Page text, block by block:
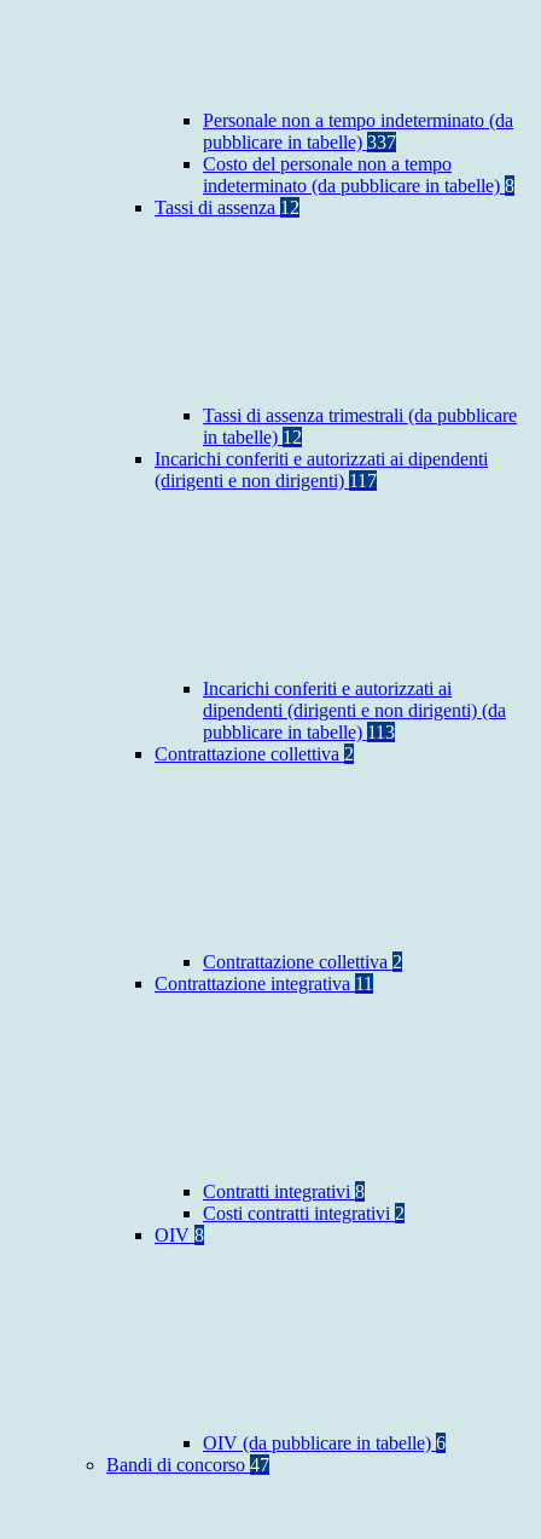
Personale non a tempo indeterminato (da
pubblicare in tabelle) 337
Costo del personale non a tempo
indeterminato (da pubblicare in tabelle) 8
Tassi di assenza 12
Tassi di assenza trimestrali (da pubblicare
in tabelle) 12
Incarichi conferiti e autorizzati ai dipendenti
(dirigenti e non dirigenti) 117
Incarichi conferiti e autorizzati ai
dipendenti (dirigenti e non dirigenti) (da
pubblicare in tabelle) 113
Contrattazione collettiva 2
Contrattazione collettiva 2
Contrattazione integrativa 11
Contratti integrativi 8
Costi contratti integrativi 2
OIV 8
OIV (da pubblicare in tabelle) 6
Bandi di concorso 47